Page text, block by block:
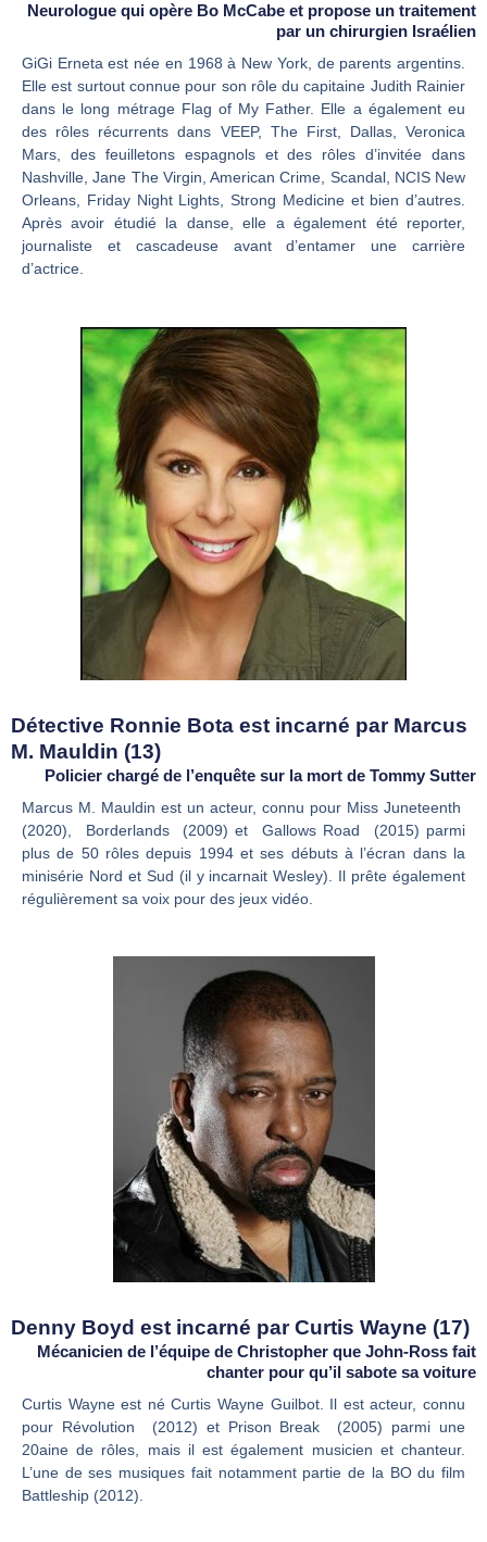
Neurologue qui opère Bo McCabe et propose un traitement
par un chirurgien Israélien
GiGi Erneta est née en 1968 à New York, de parents argentins.
Elle est surtout connue pour son rôle du capitaine Judith Rainier
dans le long métrage Flag of My Father. Elle a également eu
des rôles récurrents dans VEEP, The First, Dallas, Veronica
Mars, des feuilletons espagnols et des rôles d’invitée dans
Nashville, Jane The Virgin, American Crime, Scandal, NCIS New
Orleans, Friday Night Lights, Strong Medicine et bien d’autres.
Après avoir étudié la danse, elle a également été reporter,
journaliste et cascadeuse avant d’entamer une carrière
d’actrice.
Détective Ronnie Bota est incarné par Marcus
M. Mauldin (13)
Policier chargé de l’enquête sur la mort de Tommy Sutter
Marcus M. Mauldin est un acteur, connu pour Miss Juneteenth
(2020), Borderlands (2009) et Gallows Road (2015) parmi
plus de 50 rôles depuis 1994 et ses débuts à l’écran dans la
minisérie Nord et Sud (il y incarnait Wesley). Il prête également
régulièrement sa voix pour des jeux vidéo.
Denny Boyd est incarné par Curtis Wayne (17)
Mécanicien de l’équipe de Christopher que John-Ross fait
chanter pour qu’il sabote sa voiture
Curtis Wayne est né Curtis Wayne Guilbot. Il est acteur, connu
pour Révolution (2012) et Prison Break (2005) parmi une
20aine de rôles, mais il est également musicien et chanteur.
L’une de ses musiques fait notamment partie de la BO du film
Battleship (2012).